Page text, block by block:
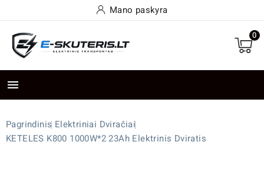
Mano paskyra
0

Pagrindinis Elektriniai Dviračiai
KETELES K800 1000W*2 23Ah Elektrinis Dviratis